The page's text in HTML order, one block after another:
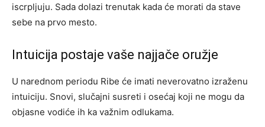
iscrpljuju. Sada dolazi trenutak kada će morati da stave
sebe na prvo mesto.
Intuicija postaje vaše najjače oružje
U narednom periodu Ribe će imati neverovatno izraženu
intuiciju. Snovi, slučajni susreti i osećaj koji ne mogu da
objasne vodiće ih ka važnim odlukama.